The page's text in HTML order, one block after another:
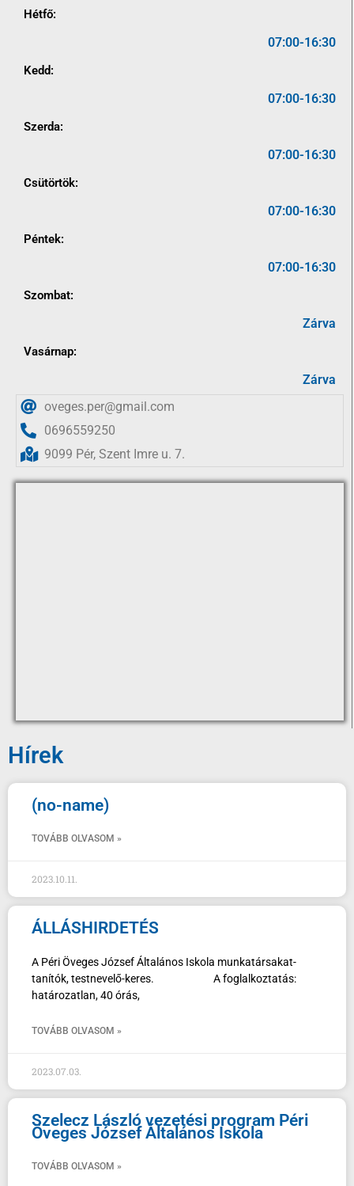
Hétfő:
07:00-16:30
Kedd:
07:00-16:30
Szerda:
07:00-16:30
Csütörtök:
07:00-16:30
Péntek:
07:00-16:30
Szombat:
Zárva
Vasárnap:
Zárva
oveges.per@gmail.com
0696559250
9099 Pér, Szent Imre u. 7.
Hírek
(no-name)
TOVÁBB OLVASOM »
2023.10.11.
ÁLLÁSHIRDETÉS
A Péri Öveges József Általános Iskola munkatársakat-
tanítók, testnevelő-keres. A foglalkoztatás:
határozatlan, 40 órás,
TOVÁBB OLVASOM »
2023.07.03.
Szelecz László vezetési program Péri
Öveges József Általános Iskola
TOVÁBB OLVASOM »